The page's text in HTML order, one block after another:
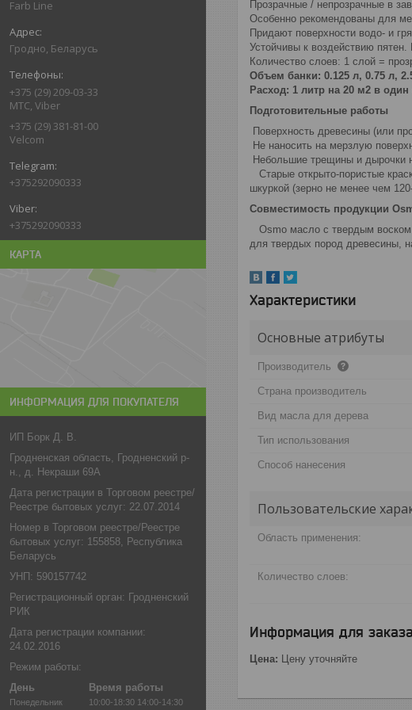
Farb Line
Гродно, Беларусь
+375 (29) 209-03-33
МТС, Viber
+375 (29) 381-81-00
Velcom
+375292090333
+375292090333
КАРТА
ИНФОРМАЦИЯ ДЛЯ ПОКУПАТЕЛЯ
ИП Борк Д. В.
Гродненская область, Гродненский р-
н., д. Некраши 69А
Дата регистрации в Торговом реестре/
Реестре бытовых услуг: 22.07.2014
Номер в Торговом реестре/Реестре
бытовых услуг: 155858, Республика
Беларусь
УНП: 590157742
Регистрационный орган: Гродненский
РИК
Дата регистрации компании:
24.02.2016
Режим работы:
День
Время работы
Понедельник 10:00-18:30 14:00-14:30
Прозрачные / непрозрачные в
Особенно рекомендованы для
Придают поверхности водо- и
Устойчивы к воздействию
Количество слоев: 1 слой =
Объем банки: 0.125 л, 0.75 л,
Расход: 1 литр на 20 м2 в
Подготовительные работы
Поверхность древесины (или
Не наносить на мерзлую
Небольшие трещины и дырочки
Старые открыто-пористые
шкуркой (зерно не менее чем
Совместимость продукции
Osmo масло с твердым воском
для твердых пород древесины,
Характеристики
Основные атрибуты
Производитель
Страна производитель
Вид масла для дерева
Тип использования
Способ нанесения
Пользовательские
Область применения:
Количество слоев:
Информация для заказа
Цена: Цену уточняйте